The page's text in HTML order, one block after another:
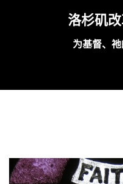
洛杉矶
为基督、